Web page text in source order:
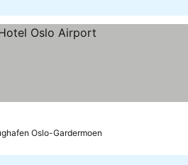
Oslo-Gardermoen